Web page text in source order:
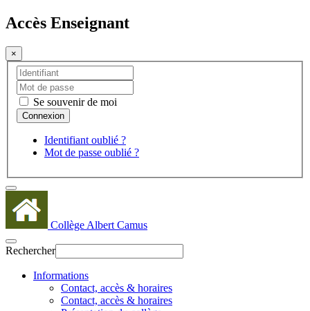
Accès Enseignant
×
Se souvenir de moi
Identifiant oublié ?
Mot de passe oublié ?
Collège Albert Camus
Rechercher
Informations
Contact, accès & horaires
Contact, accès & horaires